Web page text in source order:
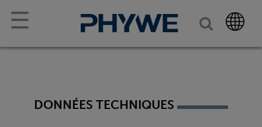
☰
DONNÉES TECHNIQUES